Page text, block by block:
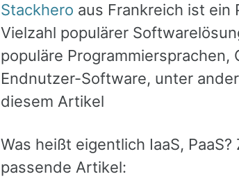
Stackhero aus Frankreich ist ein
Vielzahl populärer
populäre
Endnutzer-Software, unter
diesem Artikel
Was heißt eigentlich IaaS,
passende Artikel: